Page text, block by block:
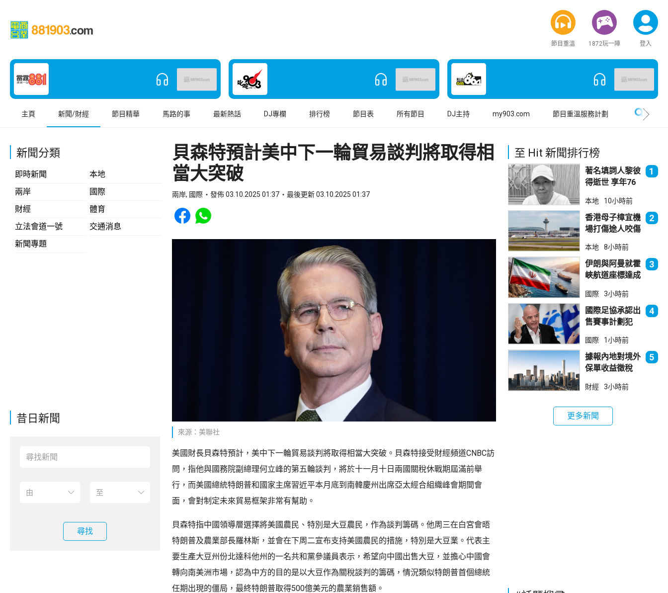
節目重溫 1872玩一陣 登入
主頁 新聞/財經 節目精華 馬路的事 最新熱話 DJ專欄 排行榜 節目表 所有節目 DJ主持 my903.com 節目重溫服務計劃
新聞分類
即時新聞
本地
兩岸
國際
財經
體育
立法會道一號
交通消息
新聞專題
昔日新聞
尋找
貝森特預計美中下一輪貿易談判將取得相
當大突破
兩岸, 國際 發佈 03.10.2025 01:37 最後更新 03.10.2025 01:37
Share to Facebook
Share to WhatsApp
來源：美聯社
美國財長貝森特預計，美中下一輪貿易談判將取得相當大突破。貝森特接受財經頻道CNBC訪
問，指他與國務院副總理何立峰的第五輪談判，將於十一月十日兩國關稅休戰期屆滿前舉
行，而美國總統特朗普和國家主席習近平本月底到南韓慶州出席亞太經合組織峰會期間會
面，會對制定未來貿易框架非常有幫助。
貝森特指中國領導層選擇將美國農民、特別是大豆農民，作為談判籌碼。他周三在白宮會晤
特朗普及農業部長羅林斯，並會在下周二宣布支持美國農民的措施，特別是大豆業。代表主
要生產大豆州份北達科他州的一名共和黨參議員表示，希望向中國出售大豆，並擔心中國會
轉向南美洲市場，認為中方的目的是以大豆作為關稅談判的籌碼，情況類似特朗普首個總統
任期出現的僵局，最終特朗普取得500億美元的農業銷售額。
至 Hit 新聞排行榜
著名填詞人黎彼
得逝世 享年76
1
本地 10小時前
香港母子樟宜機
場打傷途人咬傷
法院判囚
2
本地 8小時前
伊朗與阿曼就霍
峽航道座標達成
部分途經伊朗領
海
3
國際 3小時前
國際足協承認出
售賽事計劃犯
持恩芬天奴
4
國際 1小時前
據報內地對境外
保單收益徵稅
倫敦股價急跌
5
財經 3小時前
更多新聞